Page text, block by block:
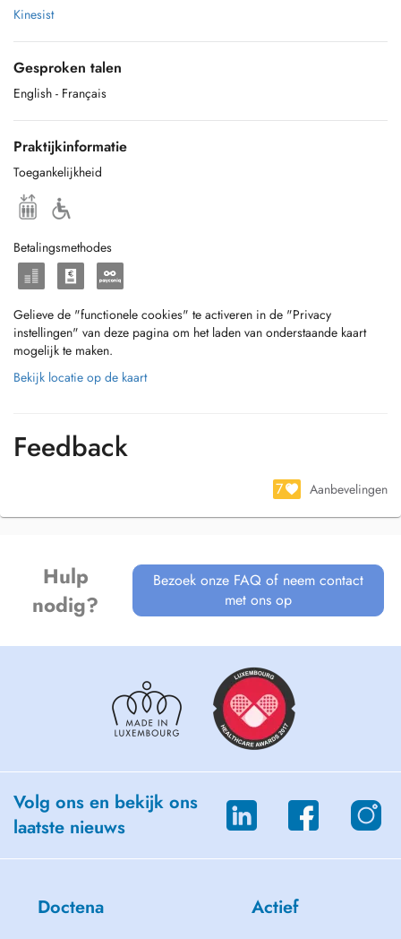
Kinesist
Gesproken talen
English - Français
Praktijkinformatie
Toegankelijkheid
Betalingsmethodes
Gelieve de "functionele cookies" te activeren in de "Privacy
instellingen" van deze pagina om het laden van onderstaande kaart
mogelijk te maken.
Bekijk locatie op de kaart
Feedback
7 Aanbevelingen
Hulp
nodig?
Bezoek onze FAQ of neem contact
met ons op
Volg ons en bekijk ons
laatste nieuws
Doctena Actief